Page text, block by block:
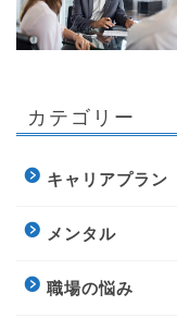
カテゴリー
キャリアプラン
メンタル
職場の悩み